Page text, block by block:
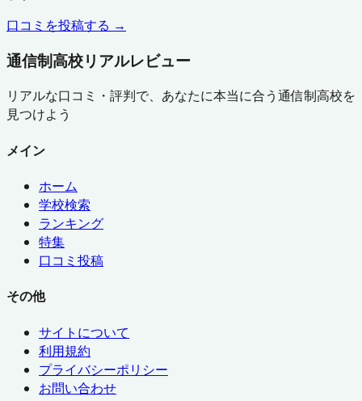
口コミを投稿する →
通信制高校リアルレビュー
リアルな口コミ・評判で、あなたに本当に合う通信制高校を
見つけよう
メイン
ホーム
学校検索
ランキング
特集
口コミ投稿
その他
サイトについて
利用規約
プライバシーポリシー
お問い合わせ